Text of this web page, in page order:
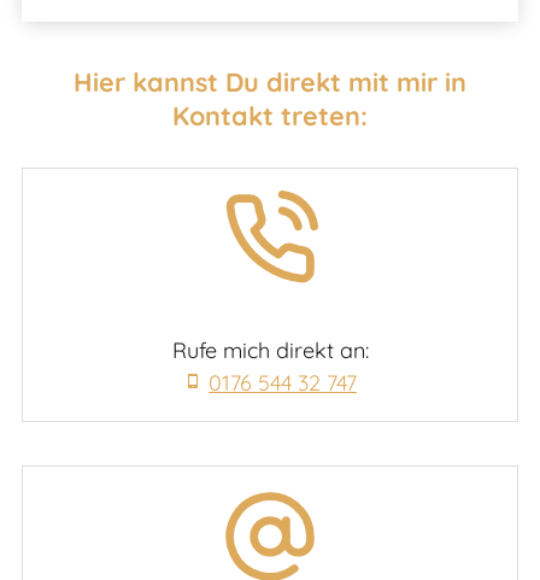
Hier kannst Du direkt mit mir in
Kontakt treten:
Rufe mich direkt an:
0176 544 32 747